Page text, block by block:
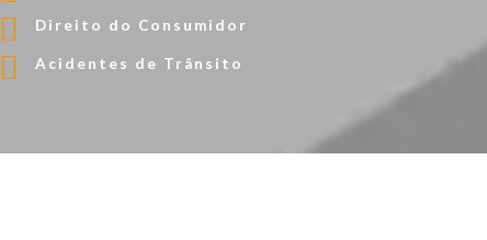
Direito do Consumidor
Acidentes de Trânsito